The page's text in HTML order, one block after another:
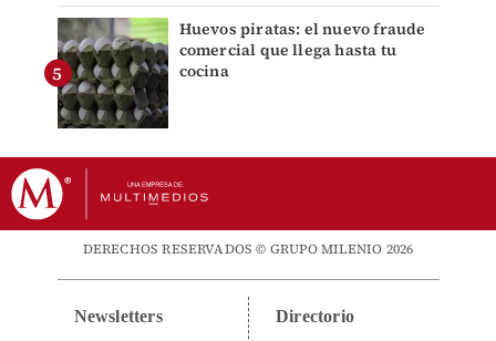
Huevos piratas: el nuevo fraude
comercial que llega hasta tu
cocina
DERECHOS RESERVADOS © GRUPO MILENIO 2026
Newsletters Directorio